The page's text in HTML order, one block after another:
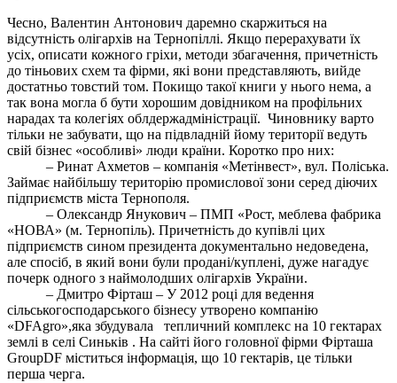
Чесно, Валентин Антонович даремно скаржиться на
відсутність олігархів на Тернопіллі. Якщо перерахувати їх
усіх, описати кожного гріхи, методи збагачення, причетність
до тіньових схем та фірми, які вони представляють, вийде
достатньо товстий том. Покищо такої книги у нього нема, а
так вона могла б бути хорошим довідником на профільних
нарадах та колегіях облдержадміністрації. Чиновнику варто
тільки не забувати, що на підвладній йому території ведуть
свій бізнес «особливі» люди країни. Коротко про них:
– Ринат Ахметов – компанія «Метінвест», вул. Поліська.
Займає найбільшу територію промислової зони серед діючих
підприємств міста Тернополя.
– Олександр Янукович – ПМП «Рост, меблева фабрика
«НОВА» (м. Тернопіль). Причетність до купівлі цих
підприємств сином президента документально недоведена,
але спосіб, в який вони були продані/куплені, дуже нагадує
почерк одного з наймолодших олігархів України.
– Дмитро Фірташ – У 2012 році для ведення
сільськогосподарського бізнесу утворено компанію
«DFAgro»,яка збудувала
тепличний комплекс на 10 гектарах
землі в селі Синьків . На сайті його головної фірми Фірташа
GroupDF міститься інформація, що 10 гектарів, це тільки
перша черга.